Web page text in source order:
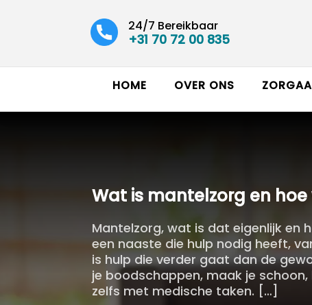
24/7 Bereikbaar
+31 70 72 00 835
HOME OVER ONS
Wat is mantelzorg en
Mantelzorg, wat is dat eigenlijk en
een naaste die hulp nodig heeft,
is hulp die verder gaat dan de
je boodschappen, maak je
zelfs met medische taken. […]